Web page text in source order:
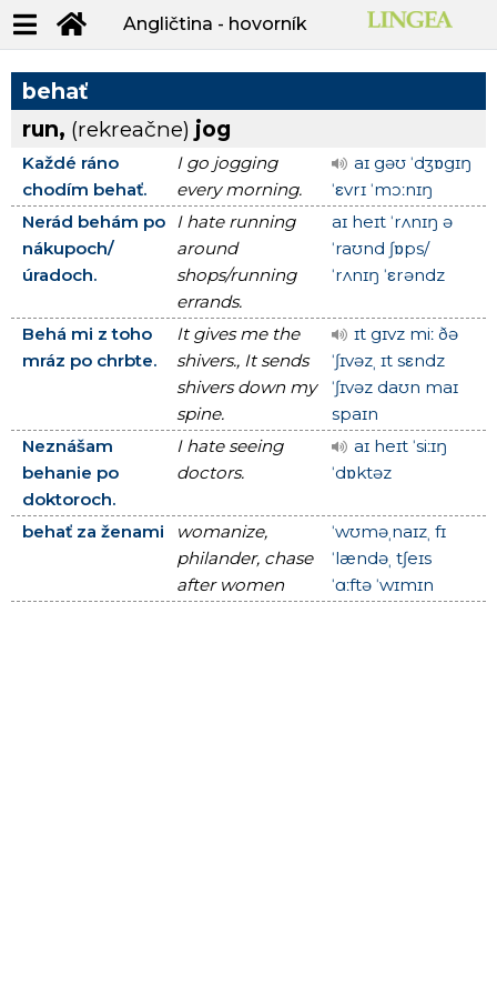
Angličtina - hovorník
behať
run, (rekreačne) jog
Každé ráno
chodím behať.
I go jogging
every morning.
aɪ gəʊ ˈdʒɒgɪŋ
ˈεvrɪ ˈmɔːnɪŋ
Nerád behám po
nákupoch/
úradoch.
I hate running
around
shops/running
errands.
aɪ heɪt ˈrʌnɪŋ ə
ˈraʊnd ʃɒps/
ˈrʌnɪŋ ˈεrəndz
Behá mi z toho
mráz po chrbte.
It gives me the
shivers., It sends
shivers down my
spine.
ɪt gɪvz miː ðə
ˈʃɪvəzˌ ɪt sεndz
ˈʃɪvəz daʊn maɪ
spaɪn
Neznášam
behanie po
doktoroch.
I hate seeing
doctors.
aɪ heɪt ˈsiːɪŋ
ˈdɒktəz
behať za ženami
womanize,
philander, chase
after women
ˈwʊməˌnaɪzˌ fɪ
ˈlændəˌ tʃeɪs
ˈɑːftə ˈwɪmɪn